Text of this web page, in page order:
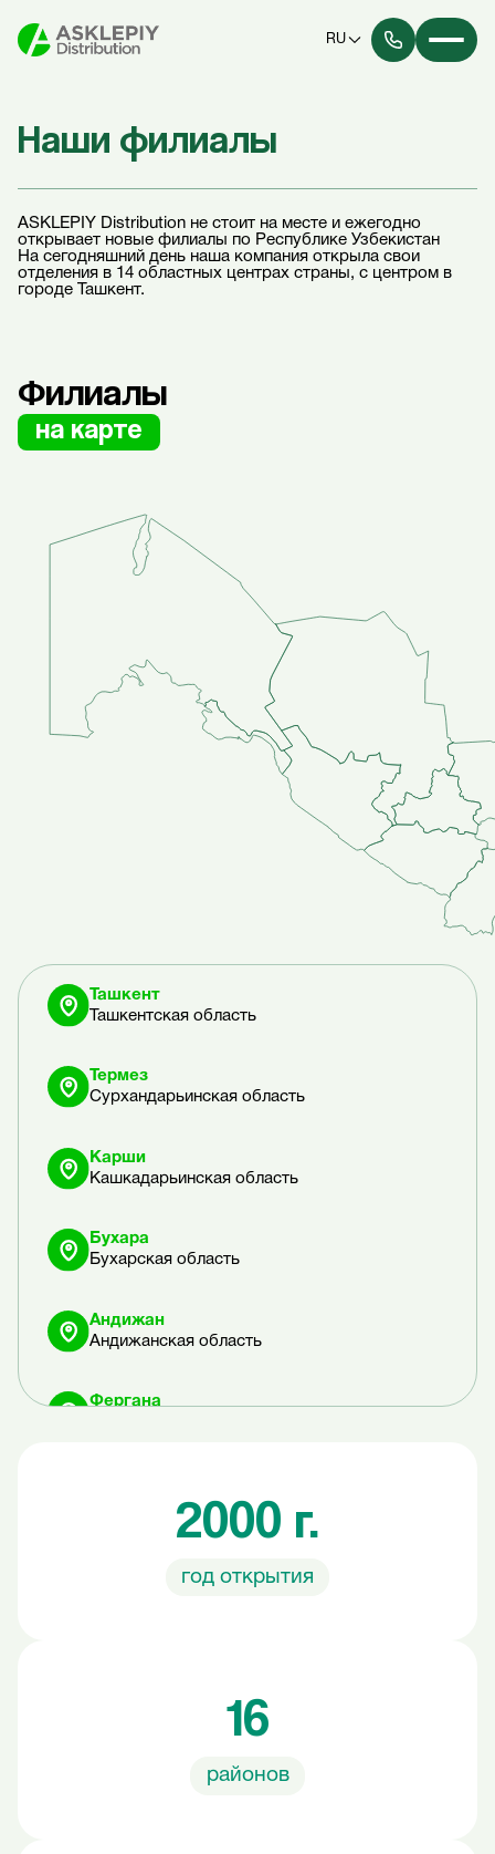
RU
Наши филиалы
ASKLEPIY Distribution не стоит на месте и ежегодно
открывает новые филиалы по Республике Узбекистан
На сегодняшний день наша компания открыла свои
отделения в 14 областных центрах страны, с центром в
городе Ташкент.
Филиалы
на карте
Ташкент
Ташкентская область
Термез
Сурхандарьинская область
Карши
Кашкадарьинская область
Бухара
Бухарская область
Андижан
Андижанская область
Фергана
Республика Каракалпакстан
2000 г.
год открытия
16
районов